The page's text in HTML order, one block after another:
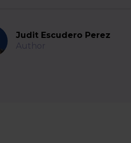
Judit Escudero Perez
Author